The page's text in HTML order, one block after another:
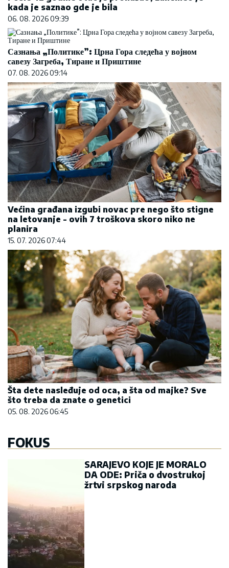
kada je saznao gde je bila
06. 08. 2026 09:39
Сазнања „Политике”: Црна Гора следећа у војном
савезу Загреба, Тиране и Приштине
07. 08. 2026 09:14
Većina građana izgubi novac pre nego što stigne
na letovanje - ovih 7 troškova skoro niko ne
planira
15. 07. 2026 07:44
Šta dete nasleđuje od oca, a šta od majke? Sve
što treba da znate o genetici
05. 08. 2026 06:45
FOKUS
SARAJEVO KOJE JE MORALO
DA ODE: Priča o dvostrukoj
žrtvi srpskog naroda